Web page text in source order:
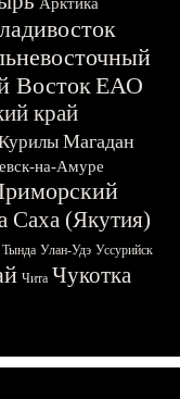
ВостокЕАО
край
Магадан
на-Амуре
Саха (Якутия)
Тында Улан-Удэ Уссурийск
Чита Чукотка